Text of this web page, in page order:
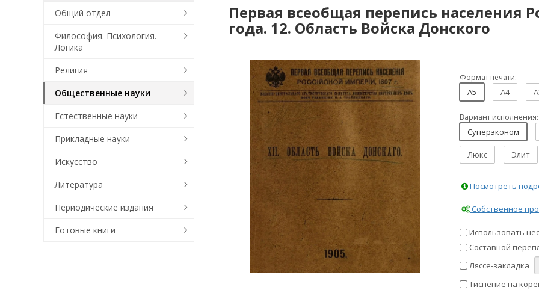
Первая всеобщая перепись населения
года. 12. Область Войска Донского
Формат печати:
A5 A4
Вариант исполнения:
Суперэконом
Люкс Элит
Посмотреть
Собственное
Использовать
Составной
Ляссе-закладка
Тиснение на
Общий отдел
Философия. Психология.
Логика
Религия
Общественные науки
Естественные науки
Прикладные науки
Искусство
Литература
Периодические издания
Готовые книги